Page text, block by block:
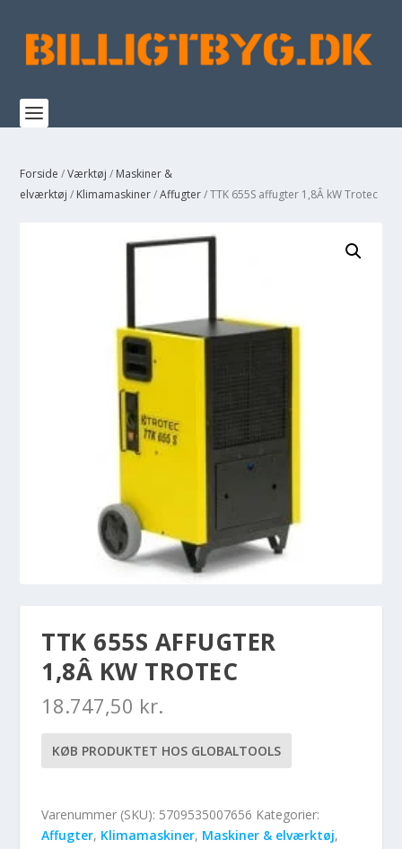
Forside /Værktøj / Maskiner &
elværktøj / Klimamaskiner/Affugter/ TTK 655S affugter 1,8Â kW Trotec
TTK 655S AFFUGTER
1,8Â KW TROTEC
18.747,50 kr.
KØB PRODUKTET HOS GLOBALTOOLS
Varenummer (SKU): 5709535007656 Kategorier:
Affugter, Klimamaskiner, Maskiner & elværktøj,